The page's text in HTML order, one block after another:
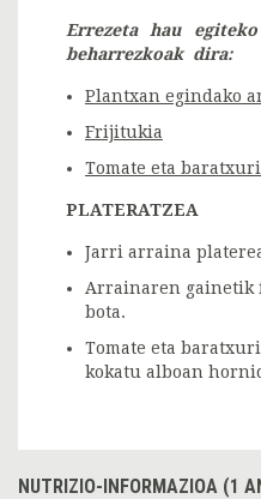
Errezeta hau
beharrezkoak dira:
Plantxan egindako
Frijitukia
Tomate eta
PLATERATZEA
Jarri arraina
Arrainaren gainetik
bota.
Tomate eta
kokatu alboan
NUTRIZIO-INFORMAZIOA (1